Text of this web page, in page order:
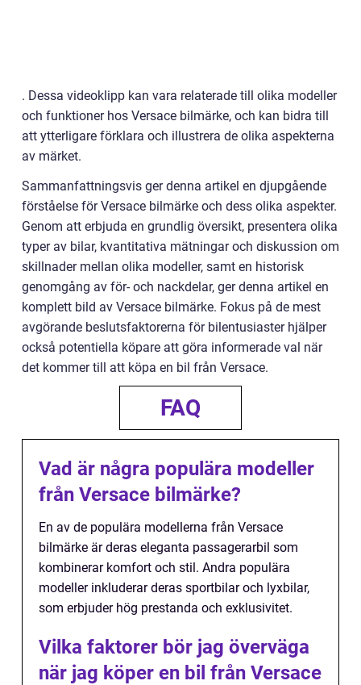
. Dessa videoklipp kan vara relaterade till olika modeller
och funktioner hos Versace bilmärke, och kan bidra till
att ytterligare förklara och illustrera de olika aspekterna
av märket.
Sammanfattningsvis ger denna artikel en djupgående
förståelse för Versace bilmärke och dess olika aspekter.
Genom att erbjuda en grundlig översikt, presentera olika
typer av bilar, kvantitativa mätningar och diskussion om
skillnader mellan olika modeller, samt en historisk
genomgång av för- och nackdelar, ger denna artikel en
komplett bild av Versace bilmärke. Fokus på de mest
avgörande beslutsfaktorerna för bilentusiaster hjälper
också potentiella köpare att göra informerade val när
det kommer till att köpa en bil från Versace.
FAQ
Vad är några populära modeller
från Versace bilmärke?
En av de populära modellerna från Versace
bilmärke är deras eleganta passagerarbil som
kombinerar komfort och stil. Andra populära
modeller inkluderar deras sportbilar och lyxbilar,
som erbjuder hög prestanda och exklusivitet.
Vilka faktorer bör jag överväga
när jag köper en bil från Versace